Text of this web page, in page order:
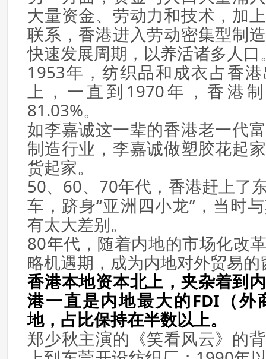
大量资金、劳动力和技术，加
联系，香港进入劳动密集型制
快速发展周期，以养活诸多人口
1953年，纺织品和成衣占香
上，一直到1970年，香港
81.03%。
如李嘉诚这一辈的香港老一代
制造行业，李嘉诚做塑胶花起
货起家。
50、60、70年代，香港赶上了
车，跻身“亚洲四小龙”，当时
有太大差别。
80年代，随着内地的市场化改
略机遇期，成为内地对外贸易
香港本地资本北上，夹杂着到
港一直是内地最大的FDI（外
地，占比保持在半数以上。
郑少秋主演的《笑看风云》的